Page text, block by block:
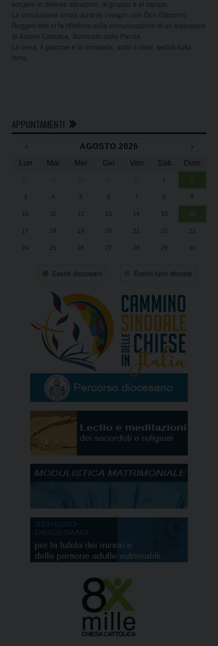
sorgere in diverse situazioni, al gruppo e al campo.
La conclusione arriva durante i vespri, con Don Giacomo
Ruggeri che ci fa riflettere sulla comunicazione di un educatore
di Azione Cattolica, illuminato dalla Parola.
La cena, il giocone e la compieta, sotto il cielo, seduti sulla
terra.
APPUNTAMENTI
‹ AGOSTO 2026
›
Lun
Mar Mer Gio Ven Sab Dom
1 2
3 4 5 6 7 8 9
10 11 12 13 14 15 16
17 18 19 20 21 22 23
24 25 26 27 28 29 30
Eventi diocesani Eventi fuori diocesi